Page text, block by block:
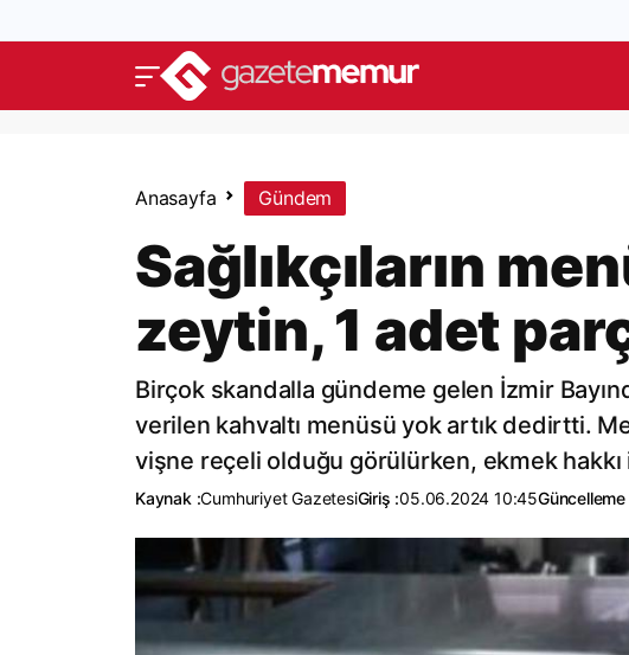
Anasayfa Gündem
Sağlıkçıların
zeytin, 1 adet
Birçok skandalla gündeme gelen İzmir
verilen kahvaltı menüsü yok artık dedirtti.
vişne reçeli olduğu görülürken, ekmek hakkı
Kaynak :Cumhuriyet GazetesiGiriş :05.06.2024 10:45Güncelleme